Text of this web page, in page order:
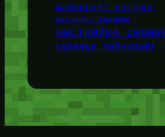
майнкрафт хостинг
настройка плагинов
настройка
сервера майнкрафт